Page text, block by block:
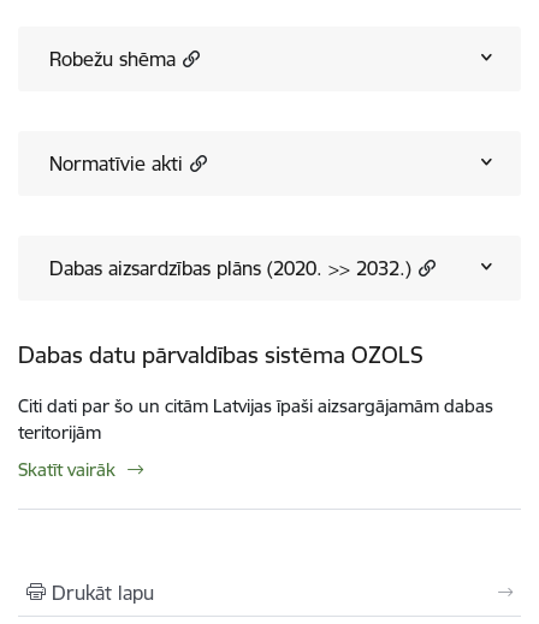
Robežu shēma
Normatīvie akti
Dabas aizsardzības plāns (2020. >> 2032.)
Dabas datu pārvaldības sistēma OZOLS
Citi dati par šo un citām Latvijas īpaši aizsargājamām dabas
teritorijām
Skatīt vairāk
Drukāt lapu